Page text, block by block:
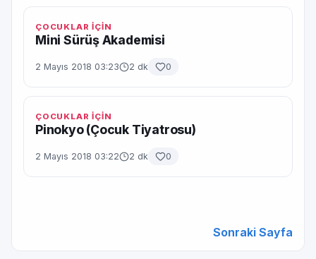
ÇOCUKLAR İÇİN
Mini Sürüş Akademisi
2 Mayıs 2018 03:23 2 dk 0
ÇOCUKLAR İÇİN
Pinokyo (Çocuk Tiyatrosu)
2 Mayıs 2018 03:22 2 dk 0
Sonraki Sayfa